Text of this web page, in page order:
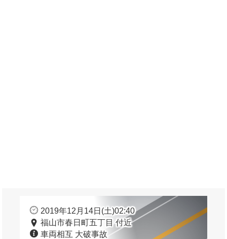
2019年12月14日(土)02:40
福山市春日町五丁目 付近
車両相互 大破事故